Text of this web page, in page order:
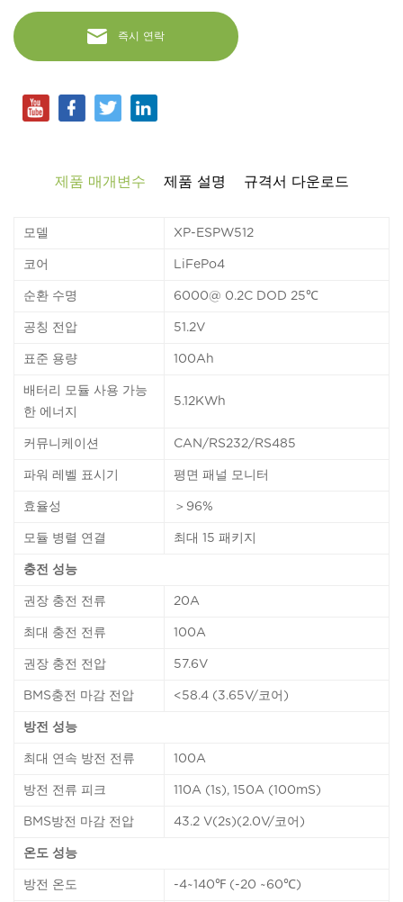
즉시 연락
제품 매개변수 제품 설명 규격서 다운로드
모델 XP-ESPW512
코어 LiFePo4
순환 수명 6000@ 0.2C DOD 25℃
공칭 전압 51.2V
표준 용량 100Ah
배터리 모듈 사용 가능
한 에너지
5.12KWh
커뮤니케이션 CAN/RS232/RS485
파워 레벨 표시기 평면 패널 모니터
효율성 ＞96%
모듈 병렬 연결 최대 15 패키지
충전 성능
권장 충전 전류 20A
최대 충전 전류 100A
권장 충전 전압 57.6V
BMS충전 마감 전압 <58.4 (3.65V/코어)
방전 성능
최대 연속 방전 전류 100A
방전 전류 피크 110A (1s), 150A (100mS)
BMS방전 마감 전압 43.2 V(2s)(2.0V/코어)
온도 성능
방전 온도 -4~140℉ (-20 ~60℃)